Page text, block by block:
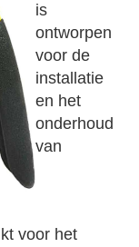
is
ontworpen
voor de
installatie
en het
onderhoud
van
voor het